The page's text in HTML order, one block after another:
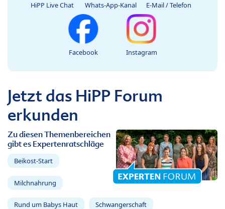
HiPP Live Chat Whats-App-Kanal E-Mail / Telefon
Facebook Instagram
Jetzt das HiPP Forum
erkunden
Zu diesen Themenbereichen
gibt es Expertenratschläge
Beikost-Start
Milchnahrung
Rund um Babys Haut Schwangerschaft